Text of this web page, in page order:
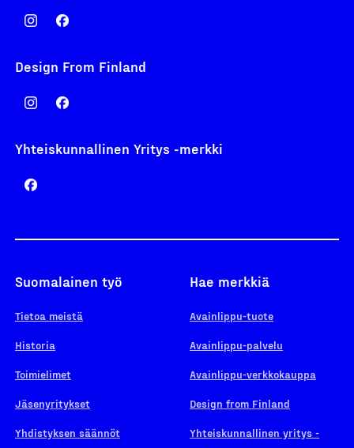
Design From Finland
Yhteiskunnallinen Yritys -merkki
Suomalainen työ
Tietoa meistä
Historia
Toimielimet
Jäsenyritykset
Yhdistyksen säännöt
Hae merkkiä
Avainlippu-tuote
Avainlippu-palvelu
Avainlippu-verkkokauppa
Design from Finland
Yhteiskunnallinen yritys -